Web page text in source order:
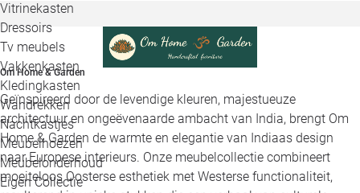
Vitrinekasten
Dressoirs
Tv meubels
Vakkenkasten
Kledingkasten
Wandrekken
Nachtkastjes
Meubelhoezen
Meubelonderhoud
Eigen Collectie
Om Home & Garden
Geïnspireerd door de levendige kleuren, majestueuze
architectuur en ongeëvenaarde ambacht van India, brengt Om
Home & Garden de warmte en elegantie van Indiaas design
naar Europese interieurs. Onze meubelcollectie combineert
moeiteloos Oosterse esthetiek met Westerse functionaliteit,